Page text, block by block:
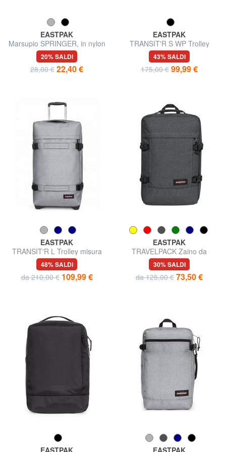
EASTPAK
Marsupio SPRINGER, in nylon
20% SALDI
28,00 € 22,40 €
EASTPAK
TRANSIT'R S WP Trolley
bagaglio a mano,
idrorepellente
43% SALDI
175,00 € 99,99 €
EASTPAK
TRANSIT'R L Trolley misura
grande
48% SALDI
da 210,00 € 109,99 €
EASTPAK
TRAVELPACK Zaino da
viaggio, porta pc 17"
30% SALDI
da 125,00 € 73,50 €